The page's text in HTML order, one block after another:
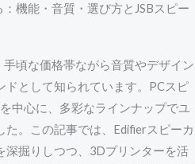
機能・音質・選び方とJSBスピー
頃な価格帯ながら音質やデザイン
ドとして知られています。PCスピ
中心に、多彩なラインナップでユ
。この記事では、Edifierスピーカ
深掘りしつつ、3Dプリンターを活